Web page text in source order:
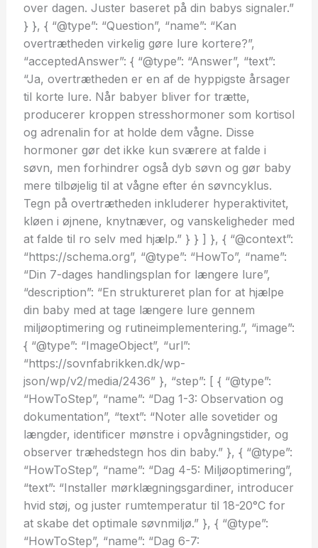
over dagen. Juster baseret på din babys signaler.”
} }, { “@type”: “Question”, “name”: “Kan
overtrætheden virkelig gøre lure kortere?”,
“acceptedAnswer”: { “@type”: “Answer”, “text”:
“Ja, overtrætheden er en af de hyppigste årsager
til korte lure. Når babyer bliver for trætte,
producerer kroppen stresshormoner som kortisol
og adrenalin for at holde dem vågne. Disse
hormoner gør det ikke kun sværere at falde i
søvn, men forhindrer også dyb søvn og gør baby
mere tilbøjelig til at vågne efter én søvncyklus.
Tegn på overtrætheden inkluderer hyperaktivitet,
kløen i øjnene, knytnæver, og vanskeligheder med
at falde til ro selv med hjælp.” } } ] }, { “@context”:
“https://schema.org”, “@type”: “HowTo”, “name”:
“Din 7-dages handlingsplan for længere lure”,
“description”: “En struktureret plan for at hjælpe
din baby med at tage længere lure gennem
miljøoptimering og rutineimplementering.”, “image”:
{ “@type”: “ImageObject”, “url”:
“https://sovnfabrikken.dk/wp-
json/wp/v2/media/2436” }, “step”: [ { “@type”:
“HowToStep”, “name”: “Dag 1-3: Observation og
dokumentation”, “text”: “Noter alle sovetider og
længder, identificer mønstre i opvågningstider, og
observer træhedstegn hos din baby.” }, { “@type”:
“HowToStep”, “name”: “Dag 4-5: Miljøoptimering”,
“text”: “Installer mørklægningsgardiner, introducer
hvid støj, og juster rumtemperatur til 18-20°C for
at skabe det optimale søvnmiljø.” }, { “@type”:
“HowToStep”, “name”: “Dag 6-7: